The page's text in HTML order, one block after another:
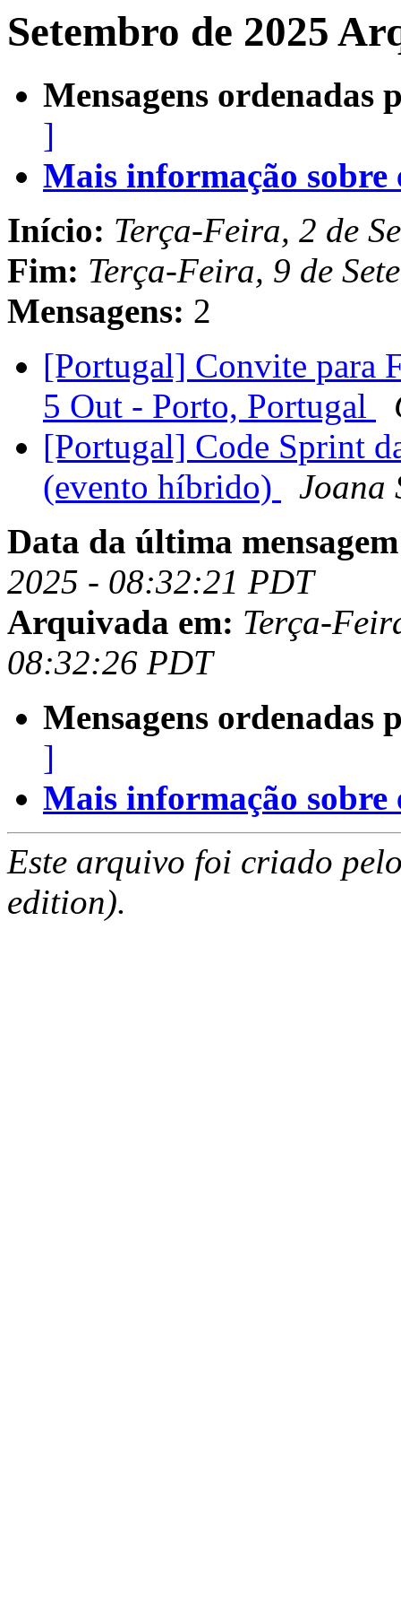
Setembro de 2025
Mensagens ordenadas
]
Mais informação sobre
Início: Terça-Feira, 2 de
Fim: Terça-Feira, 9 de
Mensagens: 2
[Portugal] Convite para
5 Out - Porto, Portugal
[Portugal] Code Sprint
(evento híbrido)
Joana
Data da última
2025 - 08:32:21 PDT
Arquivada em: Terça-
08:32:26 PDT
Mensagens ordenadas
]
Mais informação sobre
Este arquivo foi criado
edition).